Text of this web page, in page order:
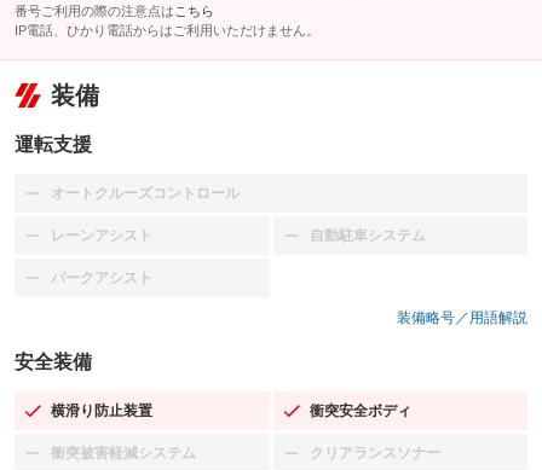
番号ご利用の際の注意点は こちら
IP電話、ひかり電話からはご利用いただけません。
装備
運転支援
オートクルーズコントロール
：装備なし
レーンアシスト
：装備なし 自動駐車システム
：装備なし
パークアシスト
：装備なし
装備略号／用語解説
安全装備
横滑り防止装置
：装備あり 衝突安全ボディ
：装備あり
衝突被害軽減システム
：装備なし クリアランスソナー
：装備なし